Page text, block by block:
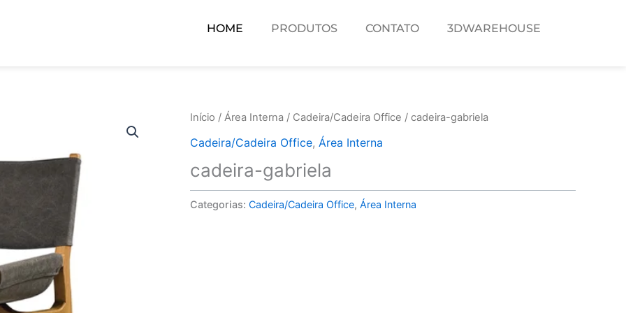
HOME PRODUTOS CONTATO 3DWAREHOUSE
Início / Área Interna / Cadeira/Cadeira Office / cadeira-gabriela
Cadeira/Cadeira Office, Área Interna
cadeira-gabriela
Categorias: Cadeira/Cadeira Office, Área Interna